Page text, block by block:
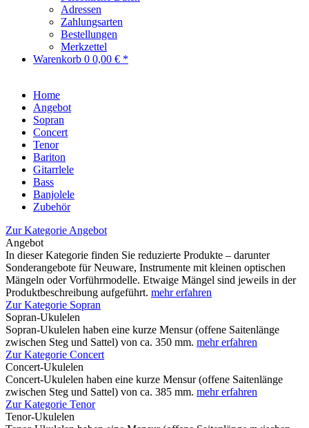
Adressen
Zahlungsarten
Bestellungen
Merkzettel
Warenkorb 0 0,00 € *
Home
Angebot
Sopran
Concert
Tenor
Bariton
Gitarrlele
Bass
Banjolele
Zubehör
Zur Kategorie Angebot
Angebot
In dieser Kategorie finden Sie reduzierte Produkte – darunter
Sonderangebote für Neuware, Instrumente mit kleinen optischen
Mängeln oder Vorführmodelle. Etwaige Mängel sind jeweils in der
Produktbeschreibung aufgeführt. mehr erfahren
Zur Kategorie Sopran
Sopran-Ukulelen
Sopran-Ukulelen haben eine kurze Mensur (offene Saitenlänge
zwischen Steg und Sattel) von ca. 350 mm. mehr erfahren
Zur Kategorie Concert
Concert-Ukulelen
Concert-Ukulelen haben eine kurze Mensur (offene Saitenlänge
zwischen Steg und Sattel) von ca. 385 mm. mehr erfahren
Zur Kategorie Tenor
Tenor-Ukulelen